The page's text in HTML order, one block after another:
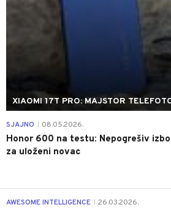
XIAOMI 17T PRO: MAJSTOR
SJAJNO 08.05.2026.
Honor 600 na testu: Nepogrešiv
za uloženi novac
AWESOME INTELLIGENCE 26.03.2026.